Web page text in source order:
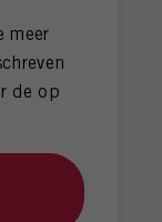
meer
de op